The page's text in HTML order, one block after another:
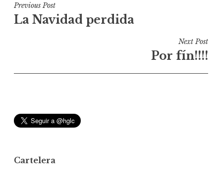
N
a
ó
e
Previous Post
La Navidad perdida
Next Post
Por fín!!!!
Cartelera